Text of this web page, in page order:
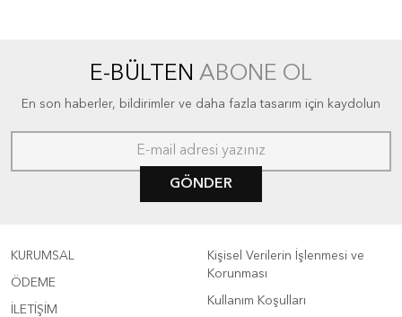
E-BÜLTEN ABONE OL
En son haberler, bildirimler ve daha fazla tasarım için kaydolun
GÖNDER
KURUMSAL
ÖDEME
İLETİŞİM
Kişisel Verilerin İşlenmesi ve
Korunması
Kullanım Koşulları